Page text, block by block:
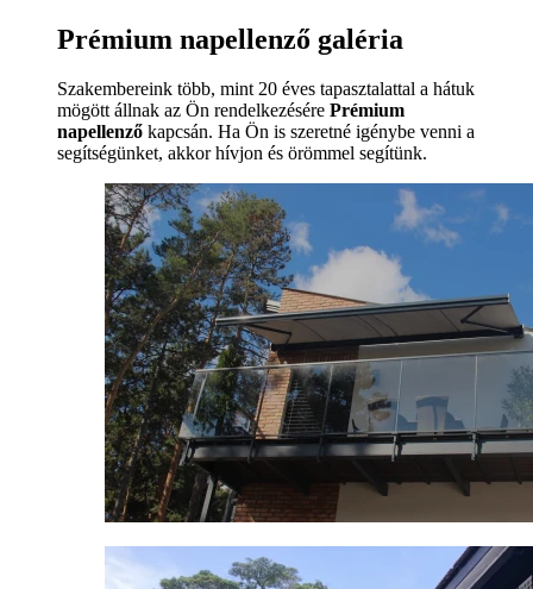
Prémium napellenző galéria
Szakembereink több, mint 20 éves tapasztalattal a hátuk
mögött állnak az Ön rendelkezésére Prémium
napellenző kapcsán. Ha Ön is szeretné igénybe venni a
segítségünket, akkor hívjon és örömmel segítünk.